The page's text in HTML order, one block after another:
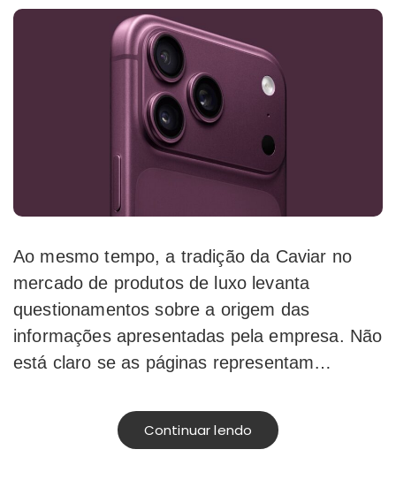
Ao mesmo tempo, a tradição da Caviar no
mercado de produtos de luxo levanta
questionamentos sobre a origem das
informações apresentadas pela empresa. Não
está claro se as páginas representam…
Continuar lendo